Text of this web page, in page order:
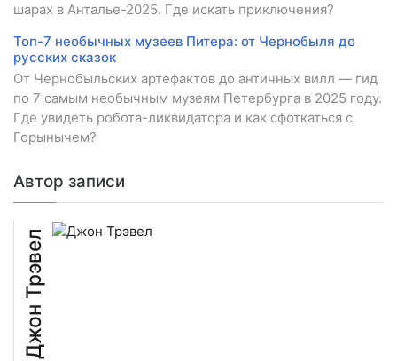
шарах в Анталье-2025. Где искать приключения?
Топ-7 необычных музеев Питера: от Чернобыля до
русских сказок
От Чернобыльских артефактов до античных вилл — гид
по 7 самым необычным музеям Петербурга в 2025 году.
Где увидеть робота-ликвидатора и как сфоткаться с
Горынычем?
Автор записи
Джон Трэвел